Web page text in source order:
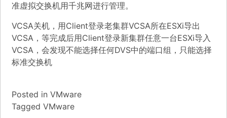
准虚拟交换机用千兆网进行管理。
VCSA关机，用Client登录老集群VCSA所在ESXi导出
VCSA，等完成后用Client登录新集群任意一台ESXi导入
VCSA，会发现不能选择任何DVS中的端口组，只能选择
标准交换机
Posted in VMware
Tagged VMware